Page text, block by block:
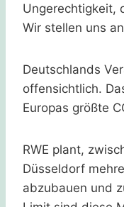
Ungerechtigkeit,
Wir stellen uns
Deutschlands
offensichtlich.
Europas größte
RWE plant,
Düsseldorf
abzubauen und